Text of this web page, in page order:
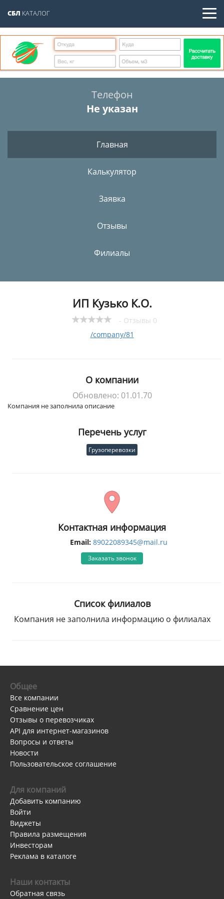
СБЛ КАТАЛОГ
Телефон
Не указан
Главная
Калькулятор
Заявка
Отзывы
Филиалы
ИП Кузько К.О.
- Отзывы 0
/company/81
О компании
Обновлено: 01.01.70
Компания не заполнила описание
Перечень услуг
Грузоперевозки
Контактная информация
Email: 89022089345@mail.ru
Заказать звонок
Список филиалов
Компания не заполнила информацию о филиалах
Общее
Все компании
Сравнение цен
Отзывы о перевозчиках
API для интернет-магазинов
Вопросы и ответы
Новости
Пользовательское соглашение
Для компаний
Добавить компанию
Войти
Виджеты
Правила размещения
Инвесторам
Реклама в каталоге
Наши контакты
Обратная связь